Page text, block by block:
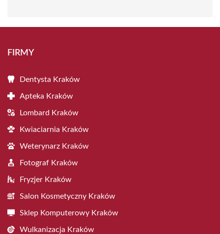
FIRMY
Dentysta Kraków
Apteka Kraków
Lombard Kraków
Kwiaciarnia Kraków
Weterynarz Kraków
Fotograf Kraków
Fryzjer Kraków
Salon Kosmetyczny Kraków
Sklep Komputerowy Kraków
Wulkanizacja Kraków